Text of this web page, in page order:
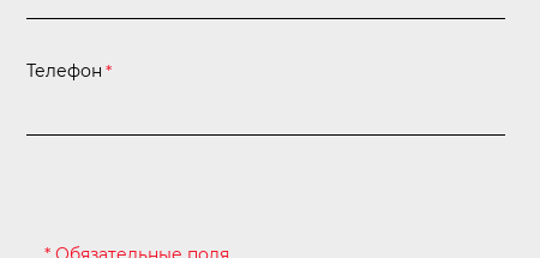
Телефон *